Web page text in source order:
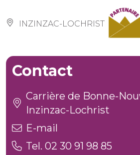
INZINZAC-LOCHRIST
Contact
Carrière de Bonne-
Inzinzac-Lochrist
E-mail
Tel. 02 30 91 98 85